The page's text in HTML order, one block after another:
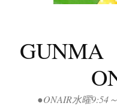
GUNMA
●ONAIR水曜9:54